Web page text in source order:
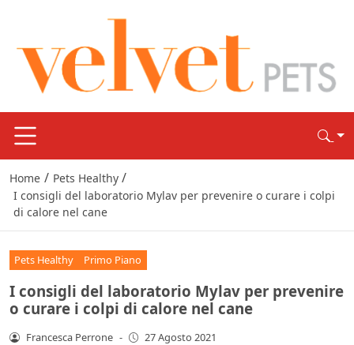
Home / Pets Healthy /
I consigli del laboratorio Mylav per prevenire o curare i colpi
di calore nel cane
Pets Healthy Primo Piano
I consigli del laboratorio Mylav per prevenire
o curare i colpi di calore nel cane
Francesca Perrone - 27 Agosto 2021